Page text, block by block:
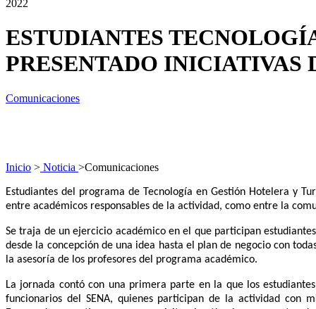
2022
ESTUDIANTES
PRESENTADO INICIATIVAS
Comunicaciones
Inicio > Noticia >Comunicaciones
Estudiantes del programa de Tecnología en Gestión Hotelera y
entre académicos responsables de la actividad, como entre la
Se traja de un ejercicio académico en el que participan
desde la concepción de una idea hasta el plan de negocio con
la asesoría de los profesores del programa académico.
La jornada contó con una primera parte en la que los
funcionarios del SENA, quienes participan de la actividad con